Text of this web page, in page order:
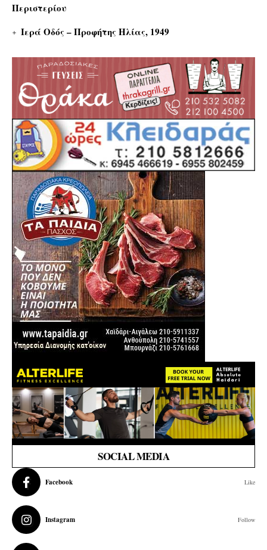
Περιστερίου
Ιερά Οδός – Προφήτης Ηλίας, 1949
SOCIAL MEDIA
Facebook Like
Instagram Follow